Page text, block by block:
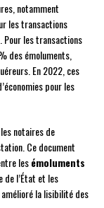
notamment
les transactions
Pour les transactions
des émoluments,
En 2022, ces
pour les
notaires de
Ce document
lesémoluments
de l’État et les
la lisibilité des